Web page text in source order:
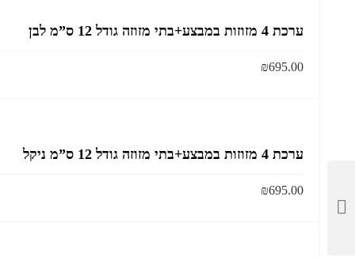
ערכת 4 מזוזות במבצע+בתי מזוזה גודל 12 ס”מ לבן
₪695.00
ערכת 4 מזוזות במבצע+בתי מזוזה גודל 12 ס”מ ניקל
₪695.00